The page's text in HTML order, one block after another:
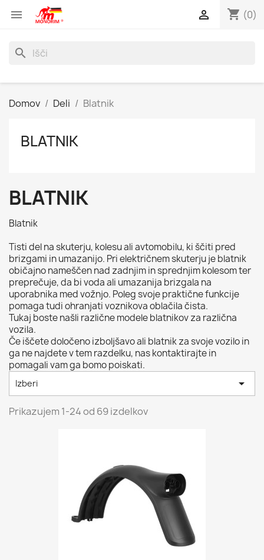
 shopping_cart (0)

search
Domov Deli Blatnik
BLATNIK
BLATNIK
Blatnik
Tisti del na skuterju, kolesu ali avtomobilu, ki ščiti pred
brizgami in umazanijo. Pri električnem skuterju je blatnik
običajno nameščen nad zadnjim in sprednjim kolesom ter
preprečuje, da bi voda ali umazanija brizgala na
uporabnika med vožnjo. Poleg svoje praktične funkcije
pomaga tudi ohranjati voznikova oblačila čista.
Tukaj boste našli različne modele blatnikov za različna
vozila.
Če iščete določeno izboljšavo ali blatnik za svoje vozilo in
ga ne najdete v tem razdelku, nas kontaktirajte in
pomagali vam ga bomo poiskati.
Izberi 
Prikazujem 1-24 od 69 izdelkov